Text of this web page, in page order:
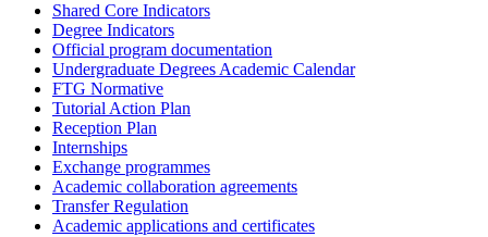
Shared Core Indicators
Degree Indicators
Official program documentation
Undergraduate Degrees Academic Calendar
FTG Normative
Tutorial Action Plan
Reception Plan
Internships
Exchange programmes
Academic collaboration agreements
Transfer Regulation
Academic applications and certificates